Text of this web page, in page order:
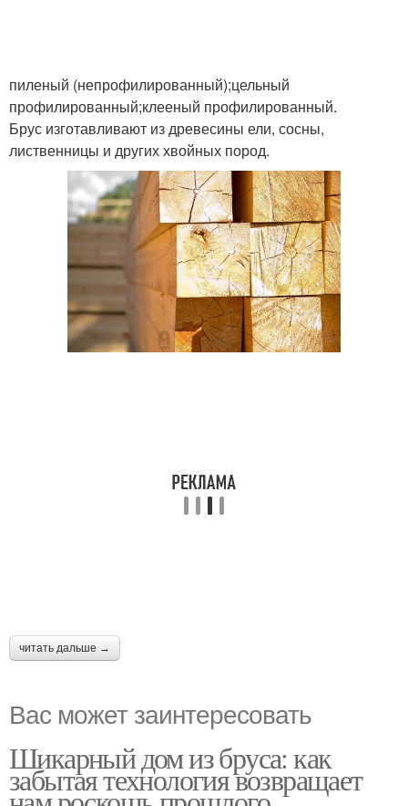
пиленый (непрофилированный);цельный
профилированный;клееный профилированный.
Брус изготавливают из древесины ели, сосны,
лиственницы и других хвойных пород.
читать дальше →
Вас может заинтересовать
Шикарный дом из бруса: как
забытая технология возвращает